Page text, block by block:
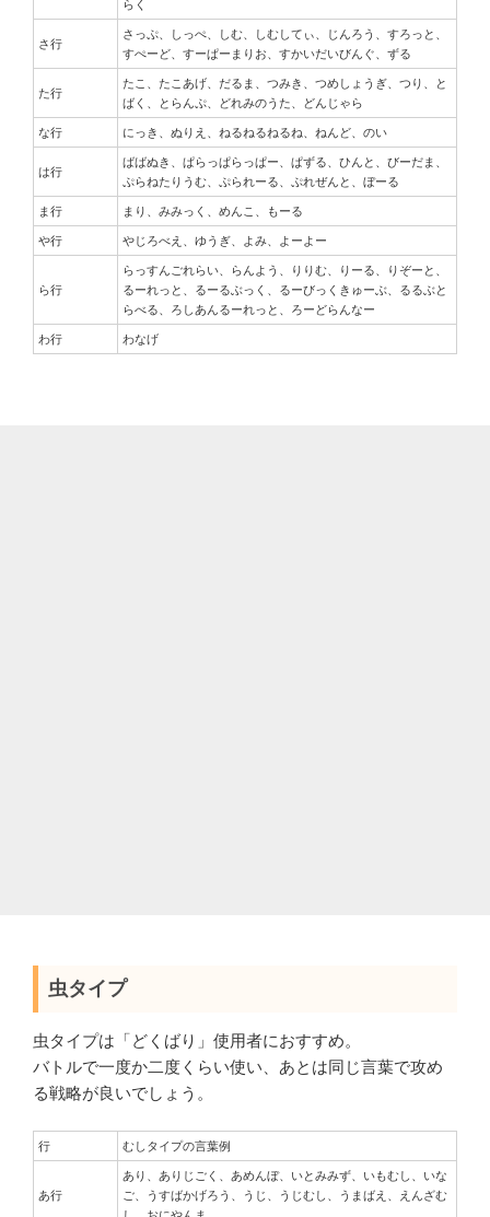
らく
さ行
さっぷ、しっぺ、しむ、しむしてぃ、じんろう、すろっと、
すぺーど、すーぱーまりお、すかいだいびんぐ、ずる
た行
たこ、たこあげ、だるま、つみき、つめしょうぎ、つり、と
ばく、とらんぷ、どれみのうた、どんじゃら
な行 にっき、ぬりえ、ねるねるねるね、ねんど、のい
は行
ばばぬき、ぱらっぱらっぱー、ぱずる、ひんと、びーだま、
ぷらねたりうむ、ぷられーる、ぷれぜんと、ぼーる
ま行 まり、みみっく、めんこ、もーる
や行 やじろべえ、ゆうぎ、よみ、よーよー
ら行
らっすんごれらい、らんよう、りりむ、りーる、りぞーと、
るーれっと、るーるぶっく、るーびっくきゅーぶ、るるぶと
らべる、ろしあんるーれっと、ろーどらんなー
わ行 わなげ
虫タイプ
虫タイプは「どくばり」使用者におすすめ。
バトルで一度か二度くらい使い、あとは同じ言葉で攻め
る戦略が良いでしょう。
行 むしタイプの言葉例
あ行
あり、ありじごく、あめんぼ、いとみみず、いもむし、いな
ご、うすばかげろう、うじ、うじむし、うまばえ、えんざむ